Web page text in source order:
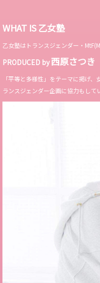
WHAT IS 乙女塾
乙女塾はトランスジェンダー・
PRODUCED by西原さつき
「平等と多様性」をテーマに掲げ
ランスジェンダー企画に協力もし